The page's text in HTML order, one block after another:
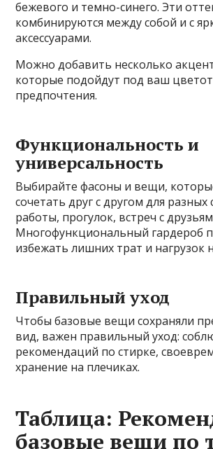
бежевого и темно-синего. Эти
комбинируются между собой и с
аксессуарами.
Можно добавить несколько
которые подойдут под ваш
предпочтения.
Функциональность и
универсальность
Выбирайте фасоны и вещи,
сочетать друг с другом для разных
работы, прогулок, встреч с
Многофункциональный гардероб
избежать лишних трат и нагрузок
Правильный уход
Чтобы базовые вещи сохраняли
вид, важен правильный уход:
рекомендаций по стирке,
хранение на плечиках.
Таблица:
базовые вещи по